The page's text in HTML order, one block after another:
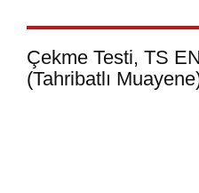
Çekme Testi, TS
(Tahribatlı